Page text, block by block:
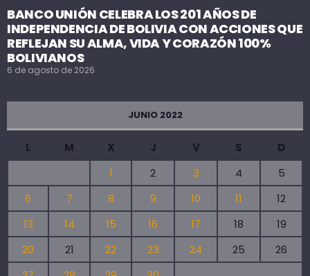
BANCO UNIÓN CELEBRA LOS 201 AÑOS DE
INDEPENDENCIA DE BOLIVIA CON ACCIONES QUE
REFLEJAN SU ALMA, VIDA Y CORAZÓN 100%
BOLIVIANOS
6 de agosto de 2026
JUNIO 2022
L M X J V S
D
1
2 3 4
5
6
7 8 9 10 11
12
13
14 15 16 17 18
19
20
21 22 23 24 25
26